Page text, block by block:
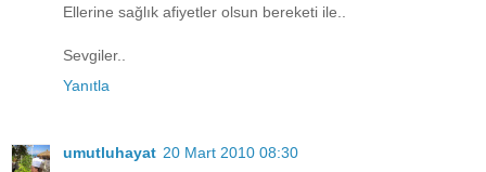
Ellerine sağlık afiyetler olsun bereketi ile..
Sevgiler..
Yanıtla
umutluhayat 20 Mart 2010 08:30